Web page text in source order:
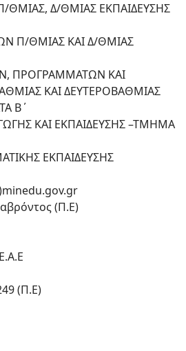
ΘΜΙΑΣ, Δ/ΘΜΙΑΣ ΕΚΠΑΙΔΕΥΣΗΣ
Π/ΘΜΙΑΣ ΚΑΙ Δ/ΘΜΙΑΣ
ΠΡΟΓΡΑΜΜΑΤΩΝ ΚΑΙ
ΚΑΙ ΔΕΥΤΕΡΟΒΑΘΜΙΑΣ
Β΄
ΚΑΙ ΕΚΠΑΙΔΕΥΣΗΣ –ΤΜΗΜΑ
ΕΚΠΑΙΔΕΥΣΗΣ
(Π.Ε)
(Π.Ε)